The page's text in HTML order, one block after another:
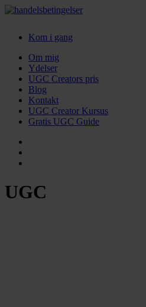
Kom i gang
Om mig
Ydelser
UGC Creators pris
Blog
Kontakt
UGC Creator Kursus
Gratis UGC Guide
UGC